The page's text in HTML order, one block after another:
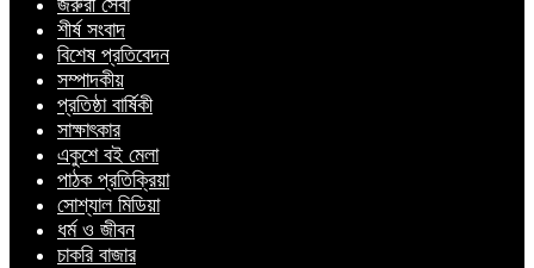
শীর্ষ সংবাদ
বিশেষ প্রতিবেদন
সম্পাদকীয়
প্রতিষ্ঠা বার্ষিকী
সাক্ষাৎকার
একুশে বই মেলা
পাঠক প্রতিক্রিয়া
সোশ্যাল মিডিয়া
ধর্ম ও জীবন
চাকরি বাজার